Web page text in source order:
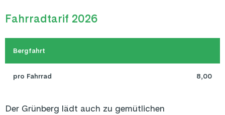
Fahrradtarif 2026
Bergfahrt
pro Fahrrad 8,00
Der Grünberg lädt auch zu gemütlichen